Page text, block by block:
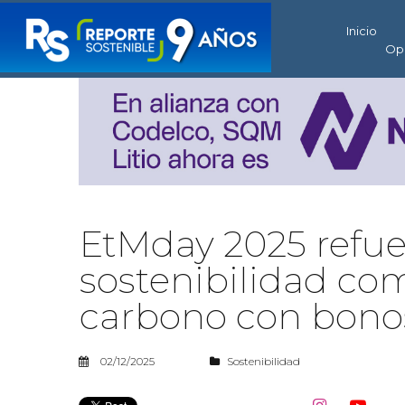
Inicio
EtMday 2025
sostenibilidad
carbono con
02/12/2025 Sostenibilidad